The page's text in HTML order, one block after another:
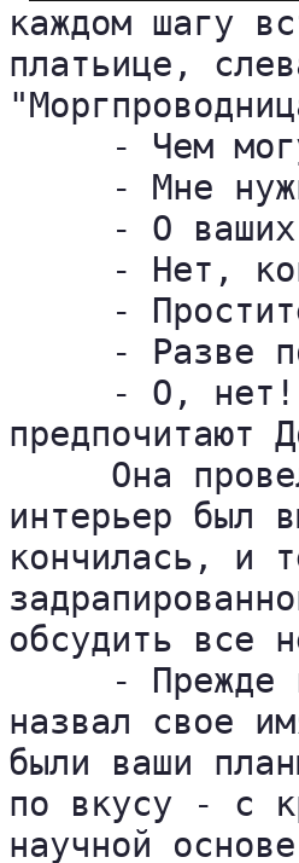
каждом шагу
платьице,
- Чем
- Мне
- О
- Нет,
-
- Разве
- О,
предпочитают
Она
интерьер был
кончилась, и
обсудить все
- Прежде
назвал свое
были ваши
по вкусу - с
научной